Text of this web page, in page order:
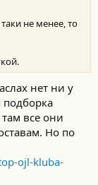
не менее, то
нет ни у
подборка
все они
Но по
ojl-kluba-